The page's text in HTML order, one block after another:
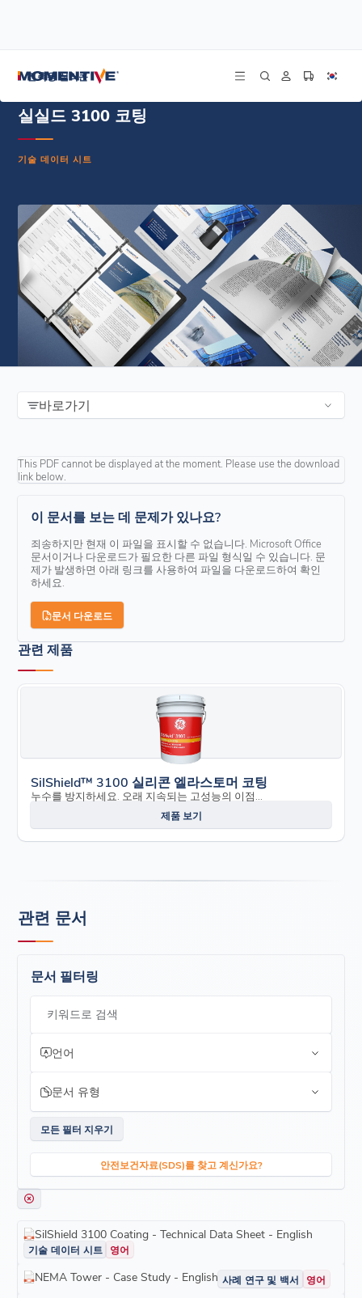
건축용 실리콘
실실드 3100 코팅
기술 데이터 시트
바로가기
This PDF cannot be displayed at the moment. Please use the download
link below.
이 문서를 보는 데 문제가 있나요?
죄송하지만 현재 이 파일을 표시할 수 없습니다. Microsoft Office
문서이거나 다운로드가 필요한 다른 파일 형식일 수 있습니다. 문
제가 발생하면 아래 링크를 사용하여 파일을 다운로드하여 확인
하세요.
문서 다운로드
관련 제품
SilShield™ 3100 실리콘 엘라스토머 코팅
누수를 방지하세요. 오래 지속되는 고성능의 이점...
제품 보기
관련 문서
문서 필터링
키워드로 검색
언어
문서 유형
모든 필터 지우기
안전보건자료(SDS)를 찾고 계신가요?
SilShield 3100 Coating - Technical Data Sheet - English
기술 데이터 시트 영어
NEMA Tower - Case Study - English 사례 연구 및 백서 영어